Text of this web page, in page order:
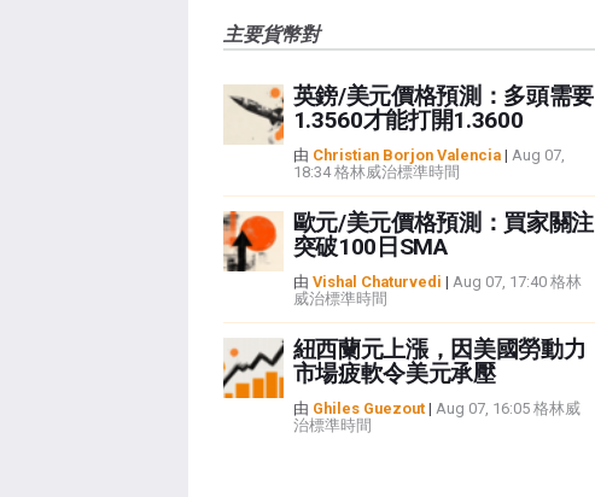
主要貨幣對
英鎊/美元價格預測：多頭需要
1.3560才能打開1.3600
由 Christian Borjon Valencia| Aug 07,
18:34 格林威治標準時間
歐元/美元價格預測：買家關注
突破100日SMA
由 Vishal Chaturvedi | Aug 07, 17:40 格林
威治標準時間
紐西蘭元上漲，因美國勞動力
市場疲軟令美元承壓
由 Ghiles Guezout| Aug 07, 16:05 格林威
治標準時間